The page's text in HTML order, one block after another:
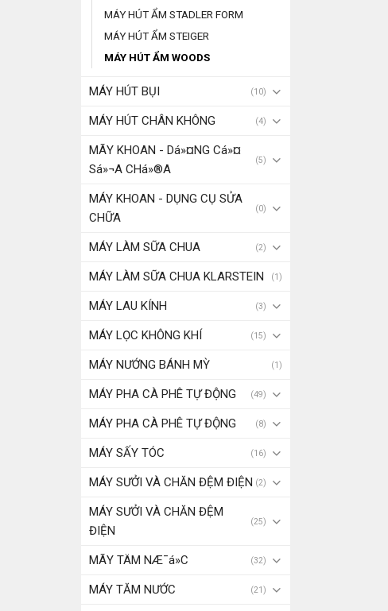
MÁY HÚT ẨM STADLER FORM
MÁY HÚT ẨM STEIGER
MÁY HÚT ẨM WOODS
MÁY HÚT BỤI (10)
MÁY HÚT CHÂN KHÔNG (4)
MÃY KHOAN - Dá»¤NG Cá»¤
Sá»¬A CHá»®A
(5)
MÁY KHOAN - DỤNG CỤ SỬA
CHỮA
(0)
MÁY LÀM SỮA CHUA (2)
MÁY LÀM SỮA CHUA KLARSTEIN (1)
MÁY LAU KÍNH (3)
MÁY LỌC KHÔNG KHÍ (15)
MÁY NƯỚNG BÁNH MỲ (1)
MÁY PHA CÀ PHÊ TỰ ĐỘNG (49)
MÁY PHA CÀ PHÊ TỰ ĐỘNG (8)
MÁY SẤY TÓC (16)
MÁY SƯỞI VÀ CHĂN ĐỆM ĐIỆN (2)
MÁY SƯỞI VÀ CHĂN ĐỆM
ĐIỆN
(25)
MÃY TÄM NÆ¯á»C (32)
MÁY TĂM NƯỚC (21)